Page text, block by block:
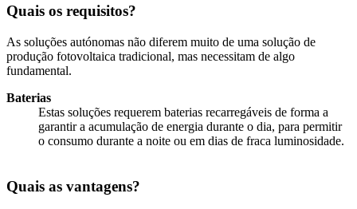
Quais os requisitos?
As soluções autónomas não diferem muito de uma solução de
produção fotovoltaica tradicional, mas necessitam de algo
fundamental.
Baterias
Estas soluções requerem baterias recarregáveis de forma a
garantir a acumulação de energia durante o dia, para permitir
o consumo durante a noite ou em dias de fraca luminosidade.
Quais as vantagens?